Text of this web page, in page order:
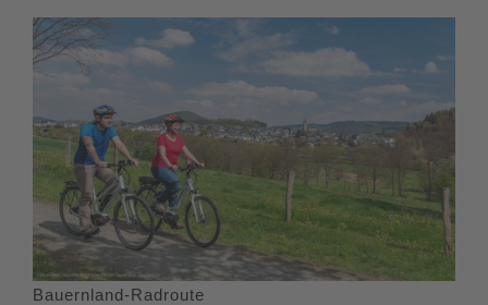
Bauernland-Radroute